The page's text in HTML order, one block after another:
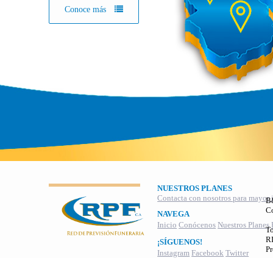
Conoce más
NUESTROS PLANES
Contacta con nosotros para
NAVEGA
Inicio Conócenos Nuestros Planes
¡SÍGUENOS!
Instagram Facebook Twitter